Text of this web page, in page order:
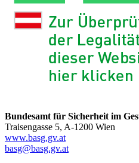
Bundesamt für Sicherheit im
Traisengasse 5, A-1200 Wien
www.basg.gv.at
basg@basg.gv.at